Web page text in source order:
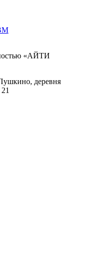
«АЙТИ
деревня